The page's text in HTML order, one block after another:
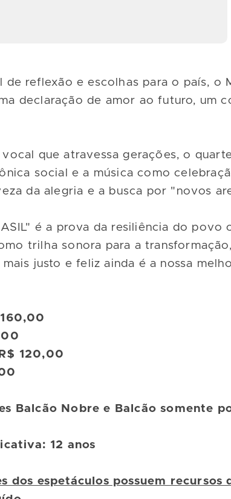
de reflexão e escolhas para o país, o
declaração de amor ao futuro, um
vocal que atravessa gerações, o
social e a música como
da alegria e a busca por "novos
é a prova da resiliência do
trilha sonora para a
justo e feliz ainda é a nossa
120,00
Balcão Nobre e Balcão somente
12 anos
dos espetáculos possuem